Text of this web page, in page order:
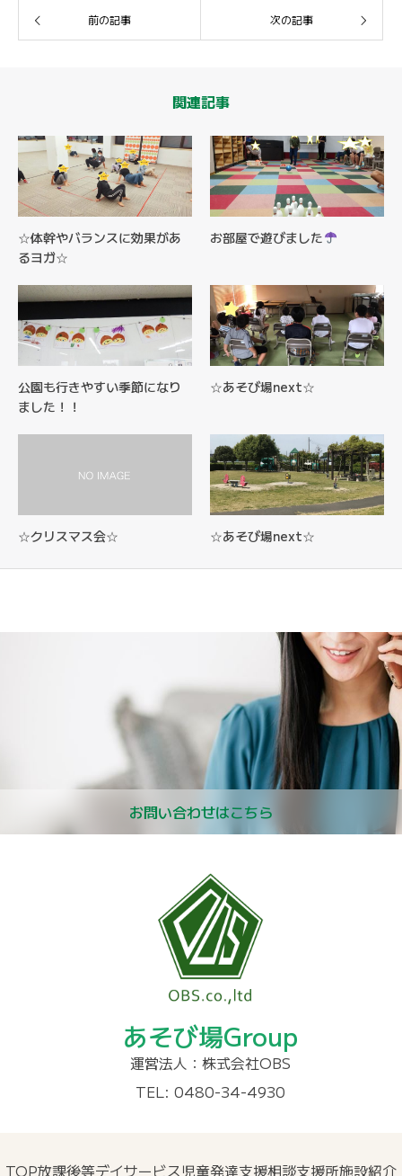
前の記事 次の記事
関連記事
☆体幹やバランスに効果があ
るヨガ☆
お部屋で遊びました
公園も行きやすい季節になり
ました！！
☆あそび場next☆
☆クリスマス会☆ ☆あそび場next☆
お問い合わせはこちら
あそび場Group
運営法人：株式会社OBS
TEL: 0480-34-4930
TOP放課後等デイサービス児童発達支援相談支援所施設紹介